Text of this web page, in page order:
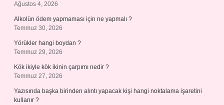
Ağustos 4, 2026
Alkolün ödem yapmaması için ne yapmalı ?
Temmuz 30, 2026
Yörükler hangi boydan ?
Temmuz 29, 2026
Kök ikiyle kök ikinin çarpımı nedir ?
Temmuz 27, 2026
Yazısında başka birinden alıntı yapacak kişi hangi noktalama işaretini
kullanır ?